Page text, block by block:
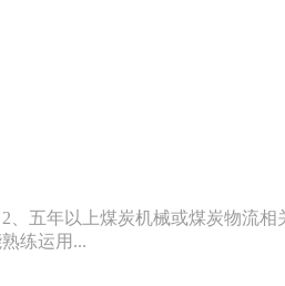
五年以上煤炭机械或煤炭物流
练运用...